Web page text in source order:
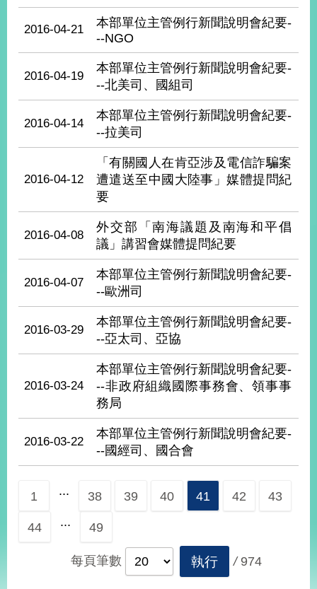
心
交
與
國
播
府
訊
開
為
服
務
相
2016-04-21
本部單位主管例行新聞說明會紀要-
--NGO
2016-04-19
本部單位主管例行新聞說明會紀要-
--北美司、國組司
2016-04-14
本部單位主管例行新聞說明會紀要-
--拉美司
2016-04-12
「有關國人在肯亞涉及電信詐騙案
遭遣送至中國大陸事」媒體提問紀
要
2016-04-08
外交部「南海議題及南海和平倡
議」講習會媒體提問紀要
2016-04-07
本部單位主管例行新聞說明會紀要-
--歐洲司
2016-03-29
本部單位主管例行新聞說明會紀要-
--亞太司、亞協
2016-03-24
本部單位主管例行新聞說明會紀要-
--非政府組織國際事務會、領事事
務局
2016-03-22
本部單位主管例行新聞說明會紀要-
--國經司、國合會
1 ... 38 39 40 41 42 43
44 ... 49
每頁筆數 執行 / 974